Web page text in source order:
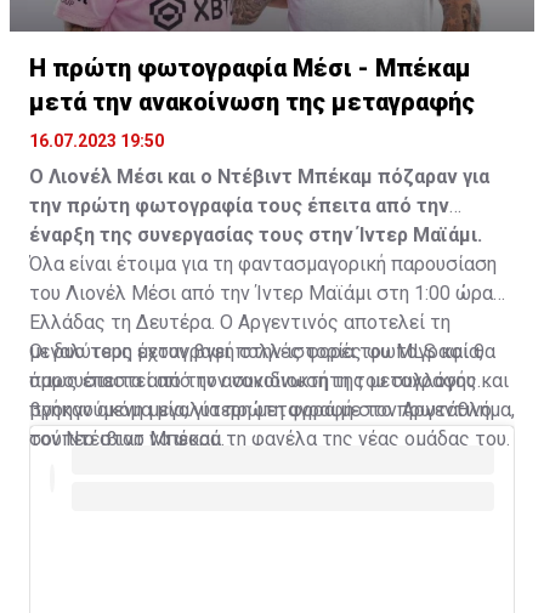
Η πρώτη φωτογραφία Μέσι - Μπέκαμ
μετά την ανακοίνωση της μεταγραφής
16.07.2023 19:50
Ο Λιονέλ Μέσι και ο Ντέβιντ Μπέκαμ πόζαραν για
την πρώτη φωτογραφία τους έπειτα από την
έναρξη της συνεργασίας τους στην Ίντερ Μαϊάμι.
Όλα είναι έτοιμα για τη φαντασμαγορική παρουσίαση
του Λιονέλ Μέσι από την Ίντερ Μαϊάμι στη 1:00 ώρα
Ελλάδας τη Δευτέρα. Ο Αργεντινός αποτελεί τη
μεγαλύτερη μεταγραφή στην ιστορία του MLS και θα
παρουσιαστεί από τον συνιδιοκτήτη του συλλόγου και
προηγούμενη μεγαλύτερη μεταγραφή στο πρωτάθλημα,
τον Ντέιβιντ Μπέκαμ.
Οι δυο τους έχουν βγει πολλές φορές φωτογραφία,
όμως έπειτα από την ανακοίνωση της μεταγραφής
βγήκαν ακόμα μία, για πρώτη φορά με τον Αργεντινό
σούπερ σταρ να φορά τη φανέλα της νέας ομάδας του.